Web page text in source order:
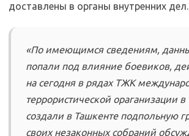
доставлены в органы внутренних дел.
«По имеющимся сведениям,
попали под влияние боевиков,
на сегодня в рядах ТЖК
террористической ораганизации
создали в Ташкенте подпольную
своих незаконных собраний